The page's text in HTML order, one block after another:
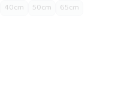
40cm 50cm 65cm